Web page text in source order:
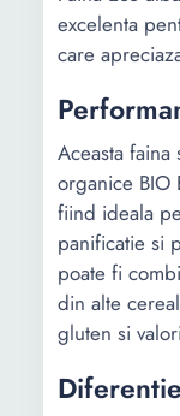
excelenta
care
Aceasta
organice BIO
fiind ideala
panificatie si
poate fi
din alte
gluten si